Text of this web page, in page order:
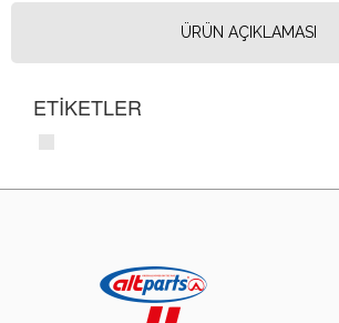
ÜRÜN AÇIKLAMASI
ETİKETLER